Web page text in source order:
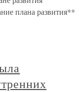
плана развития**